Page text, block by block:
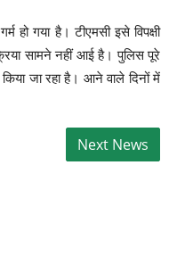
गया है। टीएमसी इसे विपक्षी
सामने नहीं आई है। पुलिस पूरे
जा रहा है। आने वाले दिनों में